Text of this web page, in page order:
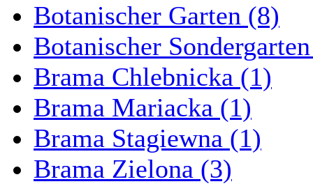
Botanischer Garten (8)
Botanischer
Brama Chlebnicka (1)
Brama Mariacka (1)
Brama Stagiewna (1)
Brama Zielona (3)